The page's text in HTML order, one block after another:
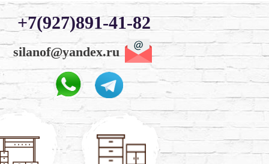
+7(927)891-41-82
silanof@yandex.ru